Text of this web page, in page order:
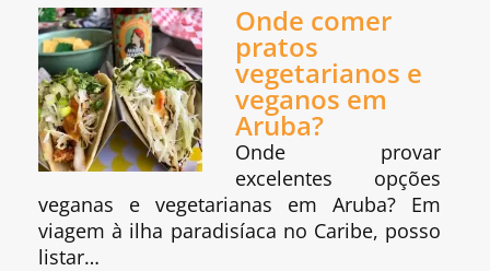
Onde comer
pratos
vegetarianos e
veganos em
Aruba?
Onde provar
excelentes opções
veganas e vegetarianas em Aruba? Em
viagem à ilha paradisíaca no Caribe, posso
listar…